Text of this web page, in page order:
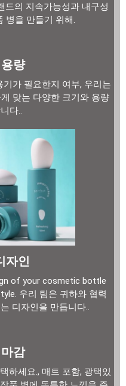
드의 지속가능성과 내구성
병을 만들기 위해.
량
가 필요한지 여부, 우리는
맞는 다양한 크기와 용량
다..
자인
of your cosmetic bottle
. 우리 팀은 귀하와 협력
디자인을 만듭니다..
감
하세요., 매트 포함, 광택있